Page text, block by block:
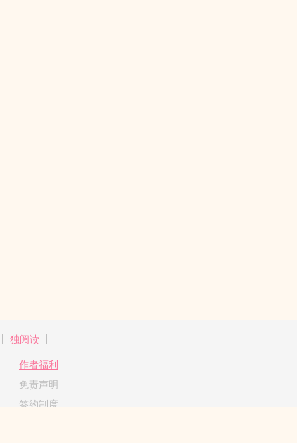
独阅读
作者福利
免责声明
签约制度